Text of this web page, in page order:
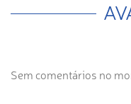
Sem comentários no